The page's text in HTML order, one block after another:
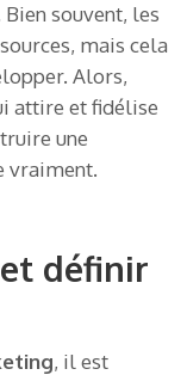
souvent, les
mais cela
Alors,
attire et fidélise
une
vraiment.
définir
, il est